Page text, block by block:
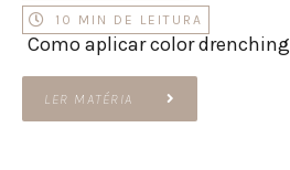
10 MIN DE LEITURA
Como aplicar color drenching
LER MATÉRIA